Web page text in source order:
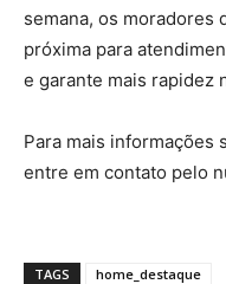
semana, os moradores
próxima para
e garante mais rapidez
Para mais informações
entre em contato pelo
TAGS home_destaque